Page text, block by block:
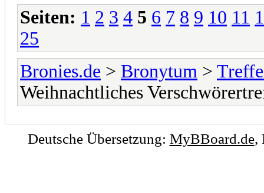
Seiten: 1 2 3 4 5 6 7 8 9 10 11
25
Bronies.de > Bronytum >
Weihnachtliches
Deutsche Übersetzung: MyBBoard.de,